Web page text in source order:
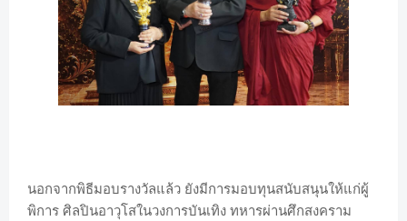
นอกจากพิธีมอบรางวัลแล้ว ยังมีการมอบทุนสนับสนุนให้แก่ผู้
พิการ ศิลปินอาวุโสในวงการบันเทิง ทหารผ่านศึกสงคราม